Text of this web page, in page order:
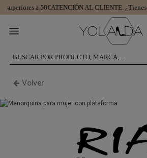
a 50€ATENCIÓN AL CLIENTE.¿Tienes
Volver